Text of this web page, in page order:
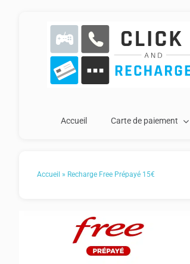
Accueil Carte de paiement
Accueil » Recharge Free Prépayé 15€